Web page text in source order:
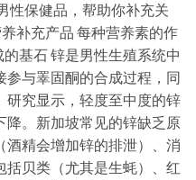
性保健品，帮助你补充关
补充产品 每种营养素的作
基石 锌是男性生殖系统中
与睪固酮的合成过程，同
研究显示，轻度至中度的锌
降。新加坡常见的锌缺乏原
酒精会增加锌的排泄）、消
贝类（尤其是生蚝）、红